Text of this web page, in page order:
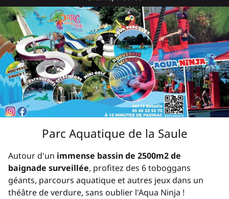
Parc Aquatique de la Saule
Autour d'un immense bassin de 2500m2 de
baignade surveillée, profitez des 6 toboggans
géants, parcours aquatique et autres jeux dans un
théâtre de verdure, sans oublier l'Aqua Ninja !